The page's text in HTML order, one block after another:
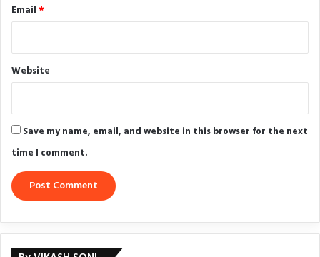
Email *
Website
Save my name, email, and website in this browser for the next
time I comment.